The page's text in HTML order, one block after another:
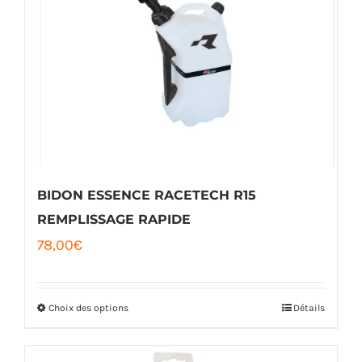
BIDON ESSENCE RACETECH R15
REMPLISSAGE RAPIDE
78,00€
Choix des options Ce
Détails